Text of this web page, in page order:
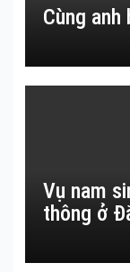
Cùng
Vụ nam
thông ở